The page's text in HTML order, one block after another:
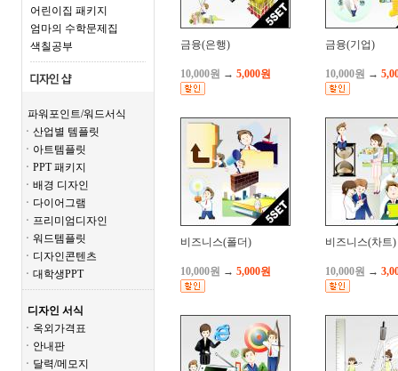
어린이집 패키지
엄마의 수학문제집
색칠공부
파워포인트/워드서식
ㆍ산업별 템플릿
ㆍ아트템플릿
ㆍPPT 패키지
ㆍ배경 디자인
ㆍ다이어그램
ㆍ프리미엄디자인
ㆍ워드템플릿
ㆍ디자인콘텐츠
ㆍ대학생PPT
디자인 서식
ㆍ옥외가격표
ㆍ안내판
ㆍ달력/메모지
금융(은행)
10,000원 → 5,000원
금융(기업)
10,000원 →
비즈니스(폴더)
10,000원 → 5,000원
비즈니스(차트)
10,000원 →